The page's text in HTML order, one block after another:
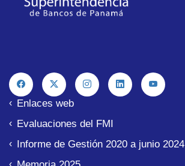
Enlaces web
Evaluaciones del FMI
Informe de Gestión 2020 a junio 2024